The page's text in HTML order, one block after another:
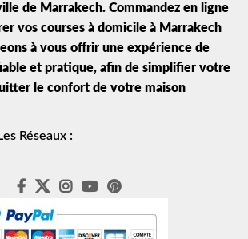
de Marrakech. Commandez en ligne
vos courses à domicile à Marrakech
à vous offrir une expérience de
et pratique, afin de simplifier votre
le confort de votre maison
Réseaux :